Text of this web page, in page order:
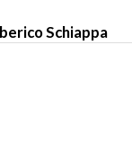
Schiappa